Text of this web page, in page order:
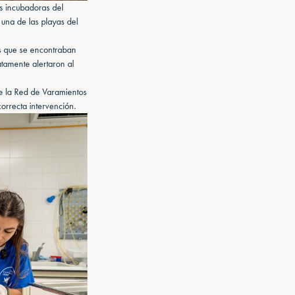
incubadoras del
de las playas del
se encontraban
alertaron al
Red de Varamientos
intervención.